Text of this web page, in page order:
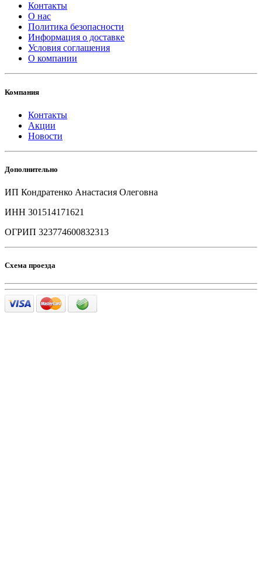
Контакты
О нас
Политика безопасности
Информация о доставке
Условия соглашения
О компании
Компания
Контакты
Акции
Новости
Дополнительно
ИП Кондратенко Анастасия Олеговна
ИНН 301514171621
ОГРИП 323774600832313
Схема проезда